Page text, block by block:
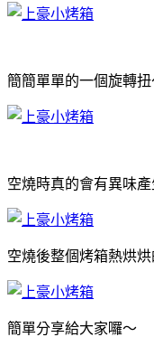
簡簡單單的一個旋轉
空燒時真的會有異味
空燒後整個烤箱熱烘
簡單分享給大家囉～